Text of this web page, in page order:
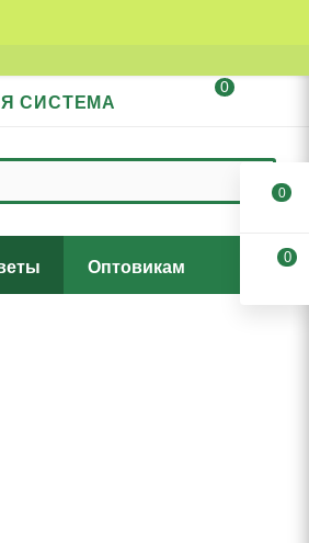
СИСТЕМА
0
Оптовикам
0
0